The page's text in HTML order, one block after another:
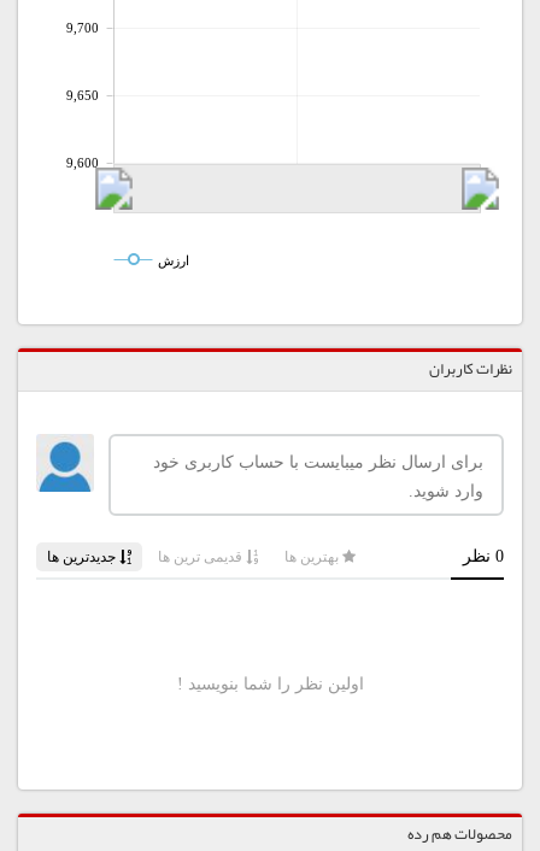
9,600
9,650
9,700
ارزش
نظرات کاربران
محصولات هم رده